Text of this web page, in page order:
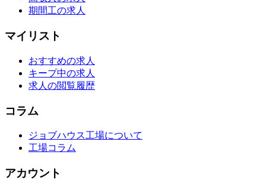
期間工の求人
マイリスト
おすすめの求人
キープ中の求人
求人の閲覧履歴
コラム
ジョブハウス工場について
工場コラム
アカウント